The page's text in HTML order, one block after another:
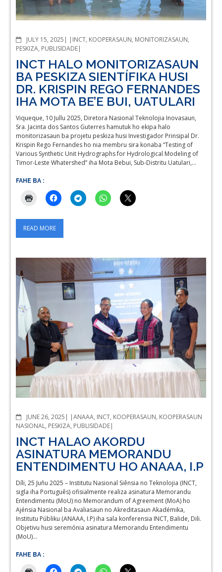
JULY 15, 2025 COMMENTS
INCT, KOOPERASAUN, MONITORIZASAUN,
PESKIZA, PUBLISIDADE
INCT HALO MONITORIZASAUN
BA PESKIZA SIENTÍFIKA HUSI
DR. KRISPIN REGO FERNANDES
IHA MOTA BE’E BUI, UATULARI
Viqueque, 10 Jullu 2025, Diretora Nasional Teknolojia Inovasaun,
Sra. Jacinta dos Santos Guterres hamutuk ho ekipa halo
monitorizasaun ba projetu peskiza husi Investigador Prinsipal Dr.
Krispin Rego Fernandes ho nia membru sira konaba “Testing of
Various Synthetic Unit Hydrographs for Hydrological Modeling of
Timor-Leste Whatershed” iha Mota Bebui, Sub-Distritu Uatulari,…
FAHE BA :
READ MORE
JUNE 26, 2025 COMMENTS
ANAAA, INCT, KOOPERASAUN, KOOPERASAUN
NASIONAL, PESKIZA, PUBLISIDADE
INCT HALAO AKORDU
ASINATURA MEMORANDU
ENTENDIMENTU HO ANAAA, I.P
Díli, 25 Juñu 2025 – Institutu Nasional Siênsia no Teknolojia (INCT,
sigla iha Português) ofisialmente realiza asinatura Memorandu
Entendimentu (MoU) no Memorandum of Agreement (MoA) ho
Ajénsia Nasional ba Avaliasaun no Akreditasaun Akadémika,
Institutu Públiku (ANAAA, I.P) iha sala konferensia INCT, Balide, Dili.
Objetivu husi seremónia asinatura Memorandu Entendimentu
(MoU)…
FAHE BA :